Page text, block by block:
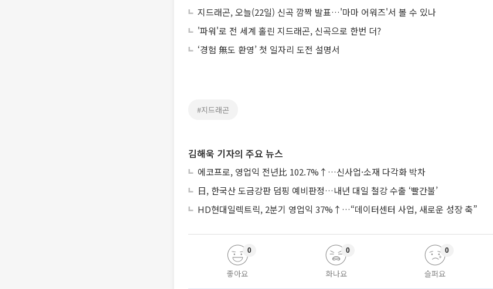
지드래곤, 오늘(22일) 신곡 깜짝 발표…'마마 어워즈'서 볼 수 있나
'파워'로 전 세계 홀린 지드래곤, 신곡으로 한번 더?
‘경험 無도 환영’ 첫 일자리 도전 설명서
#지드래곤
김해욱 기자의 주요 뉴스
에코프로, 영업익 전년比 102.7%↑…신사업·소재 다각화 박차
日, 한국산 도금강판 덤핑 예비판정…내년 대일 철강 수출 ‘빨간불’
HD현대일렉트릭, 2분기 영업익 37%↑…“데이터센터 사업, 새로운 성장 축”
좋아요
0
화나요
0
슬퍼요
0